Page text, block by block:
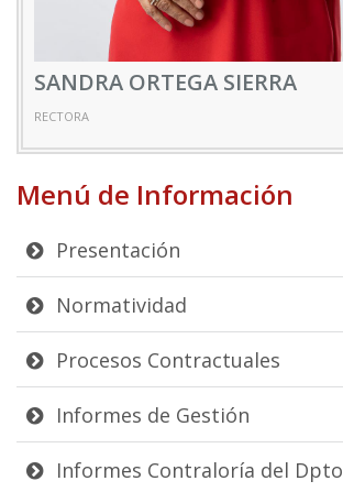
SANDRA ORTEGA SIERRA
RECTORA
Menú de Información
Presentación
Normatividad
Procesos Contractuales
Informes de Gestión
Informes Contraloría del Dpto